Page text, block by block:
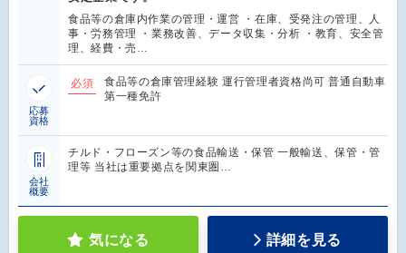
食品等の倉庫内作業の管理・運営 ・在庫、受発注の管理、人
事・労務管理 ・業務改善、データ収集・分析 ・教育、安全管
理、経費・売…
応募
資格
必須
食品等の倉庫管理経験 運行管理者資格尚可 普通自動車
第一種免許
会社
概要
チルド・フローズン等の食品輸送・保管 一般輸送、保管・管
理等 当社は重要拠点を関東圏…
気になる 詳細を見る